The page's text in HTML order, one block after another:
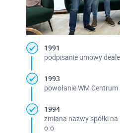
1991
podpisanie umowy
1993
powołanie WM Centrum
1994
zmiana nazwy spółki na
o.o